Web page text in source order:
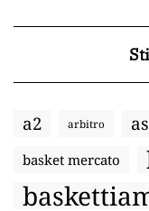
a2 arbitro
basket mercato